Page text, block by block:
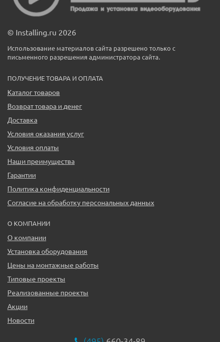
© Installing.ru 2026
Использование материалов сайта разрешено только с
письменного разрешения администратора сайта.
ПОЛУЧЕНИЕ ТОВАРА И ОПЛАТА
Каталог товаров
Возврат товара и денег
Доставка
Условия оказания услуг
Условия оплаты
Наши преимущества
Гарантии
Политика конфиденциальности
Согласие на обработку персональных данных
О КОМПАНИИ
О компании
Установка оборудования
Цены на монтажные работы
Типовые проекты
Реализованные проекты
Акции
Новости